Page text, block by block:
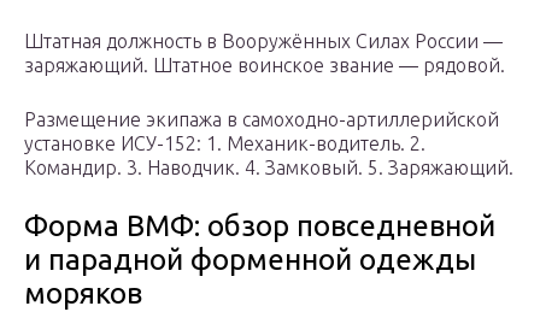
Штатная должность в Вооружённых Силах России —
заряжающий. Штатное воинское звание — рядовой.
Размещение экипажа в самоходно-артиллерийской
установке ИСУ-152: 1. Механик-водитель. 2.
Командир. 3. Наводчик. 4. Замковый. 5. Заряжающий.
Форма ВМФ: обзор повседневной
и парадной форменной одежды
моряков